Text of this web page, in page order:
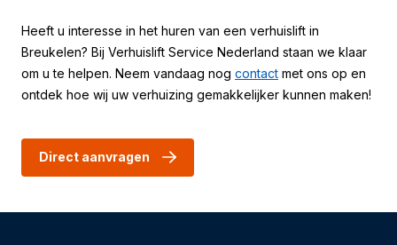
Heeft u interesse in het huren van een verhuislift in
Breukelen? Bij Verhuislift Service Nederland staan we klaar
om u te helpen. Neem vandaag nog contact met ons op en
ontdek hoe wij uw verhuizing gemakkelijker kunnen maken!
Direct aanvragen